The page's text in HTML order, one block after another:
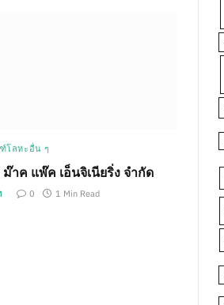
โลหะอื่น ๆ
าค แพ๊ค เอ็นจิเนียริ่ง จำกัด
0 1 Min Read